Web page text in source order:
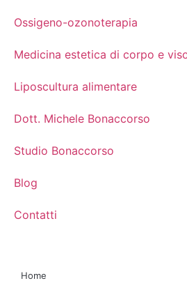
Ossigeno-ozonoterapia
Medicina estetica di corpo e
Liposcultura alimentare
Dott. Michele Bonaccorso
Studio Bonaccorso
Blog
Contatti
Home